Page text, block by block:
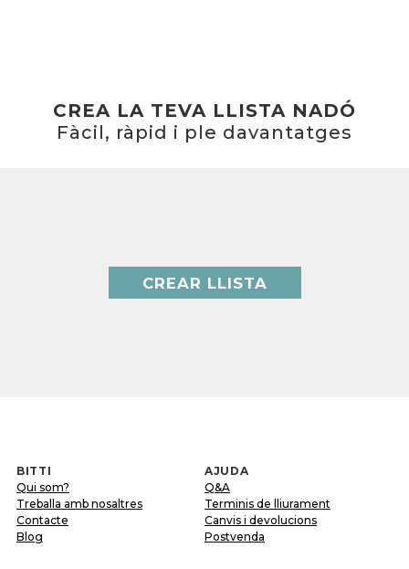
CREA LA TEVA LLISTA NADÓ
Fàcil, ràpid i ple davantatges
CREAR LLISTA
BITTI
Qui som?
Treballa amb nosaltres
Contacte
Blog
AJUDA
Q&A
Terminis de lliurament
Canvis i devolucions
Postvenda